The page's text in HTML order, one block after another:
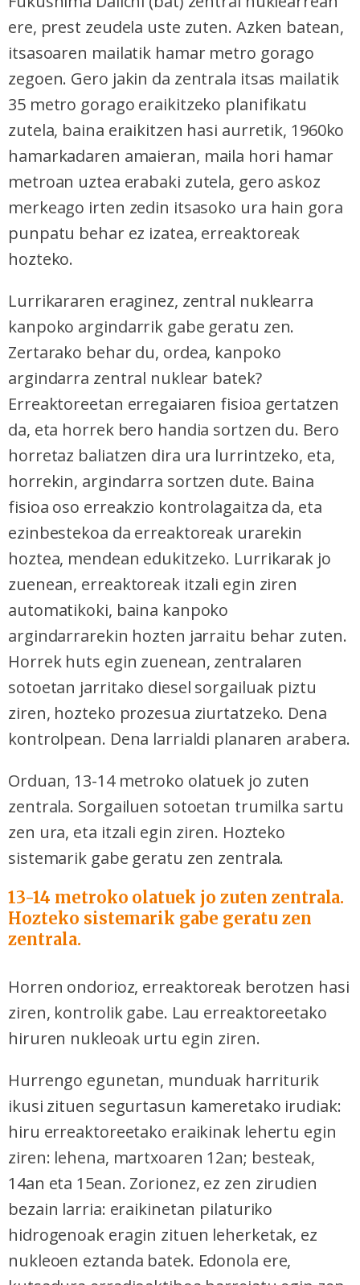
ere, prest zeudela uste zuten. Azken batean,
itsasoaren mailatik hamar metro gorago
zegoen. Gero jakin da zentrala itsas mailatik
35 metro gorago eraikitzeko planifikatu
zutela, baina eraikitzen hasi aurretik, 1960ko
hamarkadaren amaieran, maila hori hamar
metroan uztea erabaki zutela, gero askoz
merkeago irten zedin itsasoko ura hain gora
punpatu behar ez izatea, erreaktoreak
hozteko.
Lurrikararen eraginez, zentral nuklearra
kanpoko argindarrik gabe geratu zen.
Zertarako behar du, ordea, kanpoko
argindarra zentral nuklear batek?
Erreaktoreetan erregaiaren fisioa gertatzen
da, eta horrek bero handia sortzen du. Bero
horretaz baliatzen dira ura lurrintzeko, eta,
horrekin, argindarra sortzen dute. Baina
fisioa oso erreakzio kontrolagaitza da, eta
ezinbestekoa da erreaktoreak urarekin
hoztea, mendean edukitzeko. Lurrikarak jo
zuenean, erreaktoreak itzali egin ziren
automatikoki, baina kanpoko
argindarrarekin hozten jarraitu behar zuten.
Horrek huts egin zuenean, zentralaren
sotoetan jarritako diesel sorgailuak piztu
ziren, hozteko prozesua ziurtatzeko. Dena
kontrolpean. Dena larrialdi planaren arabera.
Orduan, 13-14 metroko olatuek jo zuten
zentrala. Sorgailuen sotoetan trumilka sartu
zen ura, eta itzali egin ziren. Hozteko
sistemarik gabe geratu zen zentrala.
13-14 metroko olatuek jo zuten zentrala.
Hozteko sistemarik gabe geratu zen
zentrala.
Horren ondorioz, erreaktoreak berotzen hasi
ziren, kontrolik gabe. Lau erreaktoreetako
hiruren nukleoak urtu egin ziren.
Hurrengo egunetan, munduak harriturik
ikusi zituen segurtasun kameretako irudiak:
hiru erreaktoreetako eraikinak lehertu egin
ziren: lehena, martxoaren 12an; besteak,
14an eta 15ean. Zorionez, ez zen zirudien
bezain larria: eraikinetan pilaturiko
hidrogenoak eragin zituen leherketak, ez
nukleoen eztanda batek. Edonola ere,